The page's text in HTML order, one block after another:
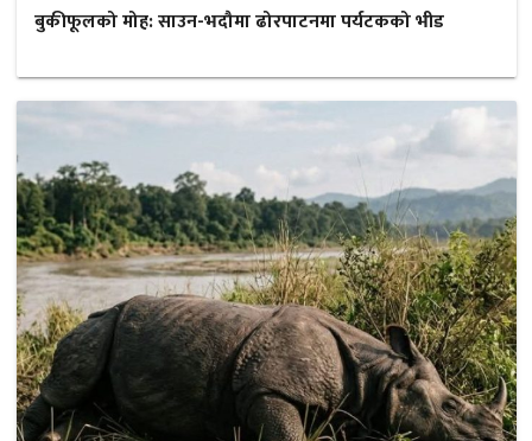
बुकीफूलको मोह: साउन-भदौमा ढोरपाटनमा पर्यटकको भीड